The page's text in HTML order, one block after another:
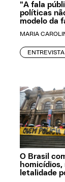
"A fala
políticas
modelo da
MARIA
ENTREVISTA
O Brasil
homicídios,
letalidade